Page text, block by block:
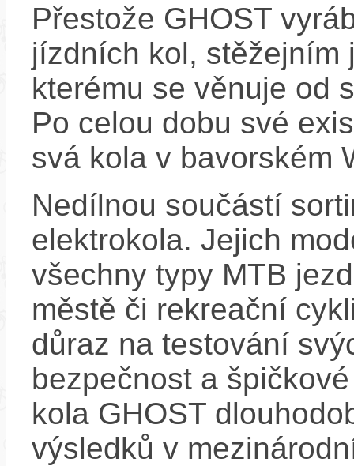
Přestože GHOST
jízdních kol, stěžejním
kterému se věnuje od
Po celou dobu své
svá kola v bavorském
Nedílnou součástí
elektrokola. Jejich
všechny typy MTB
městě či rekreační
důraz na testování
bezpečnost a
kola GHOST
výsledků v